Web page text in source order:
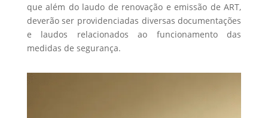
que além do laudo de renovação e emissão de ART,
deverão ser providenciadas diversas documentações
e laudos relacionados ao funcionamento das
medidas de segurança.